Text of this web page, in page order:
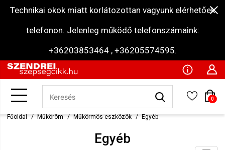
Technikai okok miatt korlátozottan vagyunk elérhetőek
telefonon. Jelenleg működő telefonszámaink:
+36203853464 , +36205574595.
0
Főoldal Műköröm Műkörmös eszközök Egyéb
Egyéb